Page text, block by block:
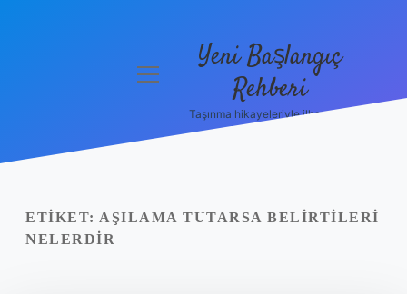
Politikası
Yasal Uyarı
menüyü
Yeni Başlangıç
Rehberi
Taşınma hikayeleriyle ilham bul!
ETIKET: AŞILAMA TUTARSA BELIRTILERI
NELERDIR